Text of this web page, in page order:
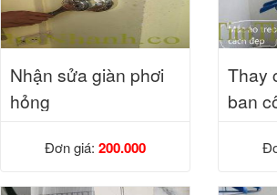
Nhận sửa giàn phơi
hỏng
Đơn giá: 200.000
Thay
ban